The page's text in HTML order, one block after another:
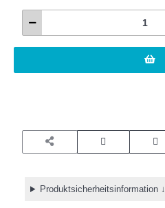
Produktsicherheitsinformation ↓